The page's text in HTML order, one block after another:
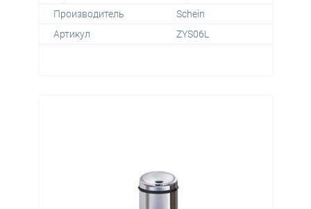
Производитель
Schein
Артикул
ZYS06L